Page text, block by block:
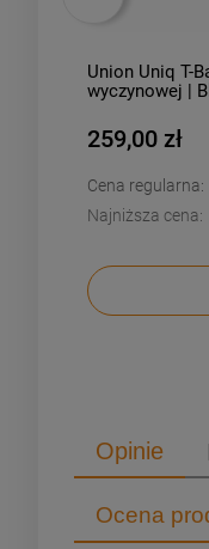
Union Uniq T-
wyczynowej |
259,00 zł
Cena regularna:
Najniższa cena:
Opinie
Ocena